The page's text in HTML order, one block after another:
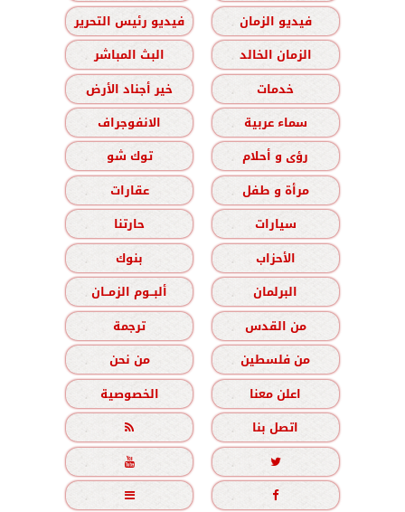
فيديو الزمان
فيديو رئيس التحرير
الزمان الخالد
البث المباشر
خدمات
خير أجناد الأرض
سماء عربية
الانفوجراف
رؤى و أحلام
توك شو
مرأة و طفل
عقارات
سيارات
حارتنا
الأحزاب
بنوك
البرلمان
ألبــوم الزمــان
من القدس
ترجمة
من فلسطين
من نحن
اعلن معنا
الخصوصية
اتصل بنا




